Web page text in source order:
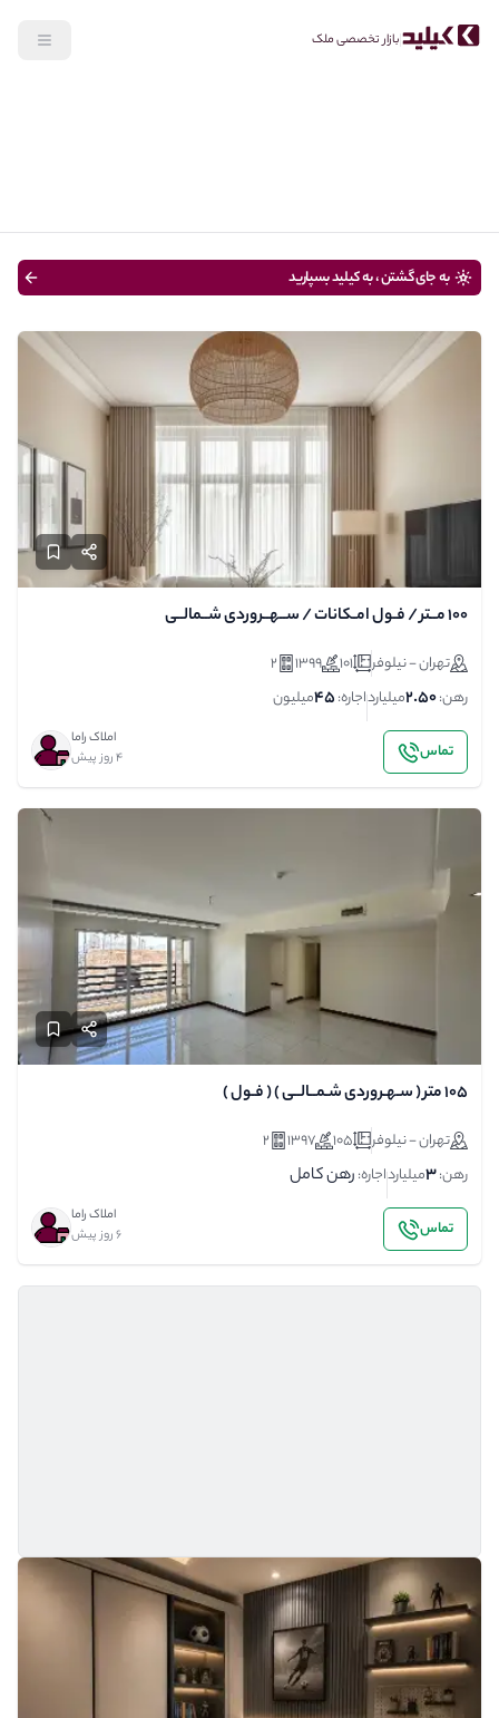
بازار تخصصی ملک جستجو
به جای گشتن ، به کیلید بسپارید
100 مــتر / فـول امـکانات / ســهــروردی شــمالــی
تهران - نیلوفر 101
1399
2
رهن:2.50میلیارداجاره:45میلیون
تماس
املاک راما
4 روز پیش
۱۰۵ متر ( سـهـروردی شـمــالــی ) ( فـول )
تهران - نیلوفر 105
1397
2
رهن:3میلیارداجاره:رهن کامل
تماس
املاک راما
6 روز پیش